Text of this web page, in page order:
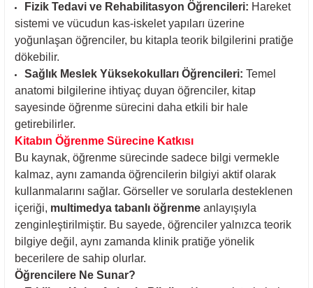
Fizik Tedavi ve Rehabilitasyon Öğrencileri: Hareket
sistemi ve vücudun kas-iskelet yapıları üzerine
yoğunlaşan öğrenciler, bu kitapla teorik bilgilerini pratiğe
dökebilir.
Sağlık Meslek Yüksekokulları Öğrencileri: Temel
anatomi bilgilerine ihtiyaç duyan öğrenciler, kitap
sayesinde öğrenme sürecini daha etkili bir hale
getirebilirler.
Kitabın Öğrenme Sürecine Katkısı
Bu kaynak, öğrenme sürecinde sadece bilgi vermekle
kalmaz, aynı zamanda öğrencilerin bilgiyi aktif olarak
kullanmalarını sağlar. Görseller ve sorularla desteklenen
içeriği, multimedya tabanlı öğrenme anlayışıyla
zenginleştirilmiştir. Bu sayede, öğrenciler yalnızca teorik
bilgiye değil, aynı zamanda klinik pratiğe yönelik
becerilere de sahip olurlar.
Öğrencilere Ne Sunar?